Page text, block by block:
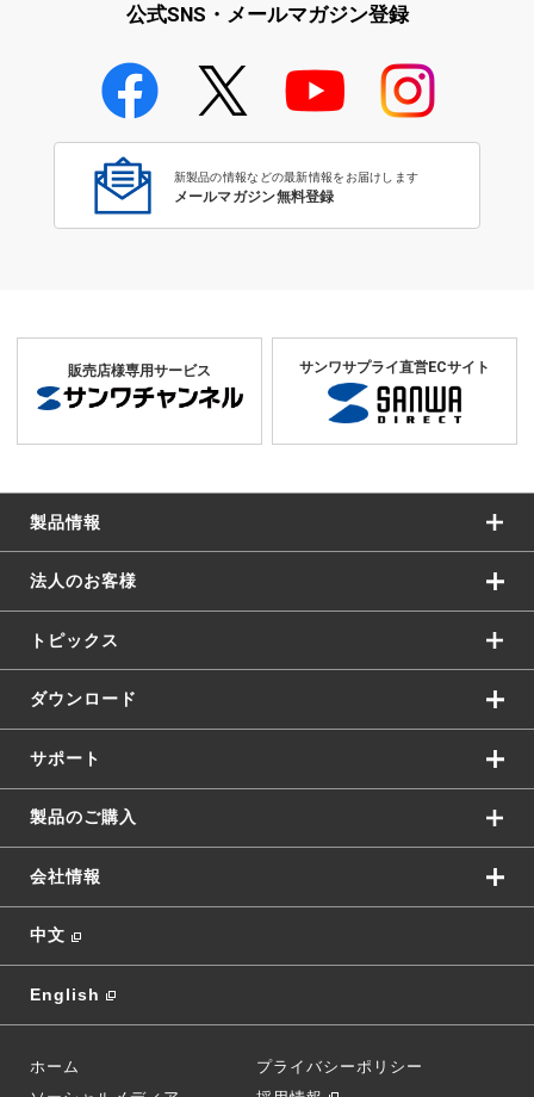
学校教育のICT環境整備特集
公式SNS・メールマガジン登録
新製品の情報などの最新情報をお届けします
メールマガジン無料登録
販売店様専用サービス サンワサプライ直営ECサイト
製品情報
法人のお客様
トピックス
ダウンロード
サポート
製品のご購入
会社情報
中文
English
ホーム
プライバシーポリシー